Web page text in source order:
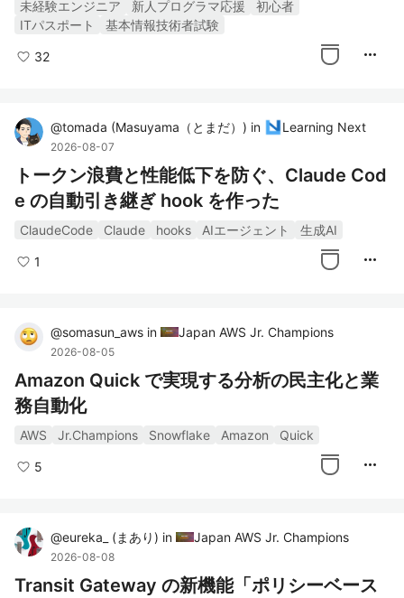
未経験エンジニア 新人プログラマ応援
初心者
ITパスポート
基本情報技術者試験
32 more_horiz
@tomada (Masuyama（とまだ） ) in Learning Next
2026-08-07
トークン浪費と性能低下を防ぐ、Claude Cod
e の自動引き継ぎ hook を作った
ClaudeCode Claude hooks AIエージェント 生成AI
1 more_horiz
@somasun_aws in Japan AWS Jr. Champions
2026-08-05
Amazon Quick で実現する分析の民主化と業
務自動化
AWS Jr.Champions Snowflake Amazon Quick
5 more_horiz
@eureka_ (まあり) in Japan AWS Jr. Champions
2026-08-08
Transit Gateway の新機能「ポリシーベース